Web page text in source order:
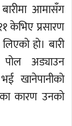
आमासँग
केभिए प्रसारण
हो। बारी
अड्याउन
खानेपानीको
कारण उनको